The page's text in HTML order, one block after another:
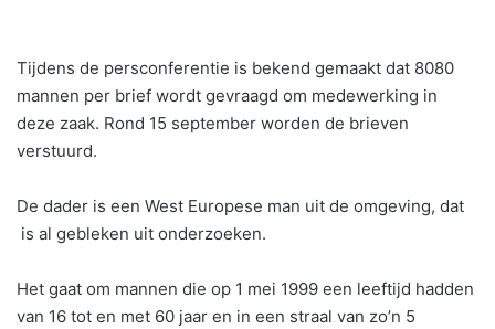
Tijdens de persconferentie is bekend gemaakt dat 8080
mannen per brief wordt gevraagd om medewerking in
deze zaak. Rond 15 september worden de brieven
verstuurd.
De dader is een West Europese man uit de omgeving, dat
is al gebleken uit onderzoeken.
Het gaat om mannen die op 1 mei 1999 een leeftijd hadden
van 16 tot en met 60 jaar en in een straal van zo’n 5